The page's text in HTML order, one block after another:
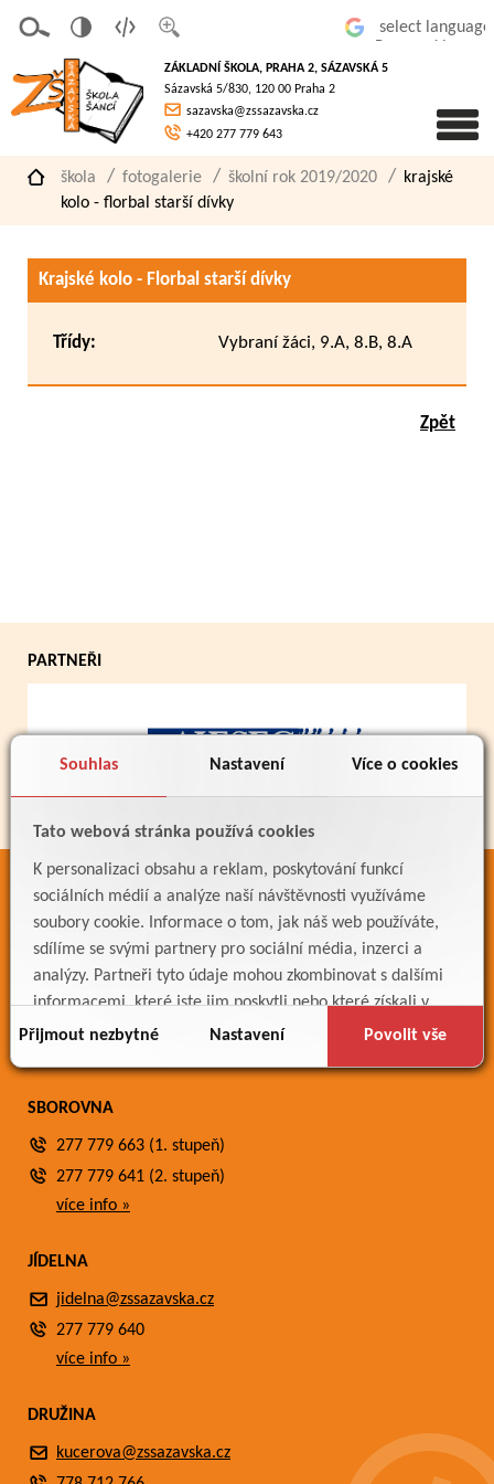
Souhlas Nastavení Více o cookies
Tato webová stránka používá cookies
K personalizaci obsahu a reklam, poskytování funkcí
sociálních médií a analýze naší návštěvnosti využíváme
soubory cookie. Informace o tom, jak náš web používáte,
sdílíme se svými partnery pro sociální média, inzerci a
analýzy. Partneři tyto údaje mohou zkombinovat s dalšími
informacemi, které jste jim poskytli nebo které získali v
důsledku toho, že používáte jejich služby.
Přijmout nezbytné Nastavení Povolit vše
písmo
á
verze
pro
slaboz
raké
ZÁKLADNÍ ŠKOLA, PRAHA 2, SÁZAVSKÁ 5
Sázavská 5/830, 120 00 Praha 2
sazavska@zssazavska.cz
+420 277 779 643
škola fotogalerie školní rok 2019/2020
krajské
kolo - florbal starší dívky
Krajské kolo - Florbal starší dívky
Třídy: Vybraní žáci, 9.A, 8.B, 8.A
Zpět
PARTNEŘI
ODKAZY
Bakaláři
Jídelníček
Meteostanice
SBOROVNA
277 779 663 (1. stupeň)
277 779 641 (2. stupeň)
více info »
JÍDELNA
jidelna@zssazavska.cz
277 779 640
více info »
DRUŽINA
kucerova@zssazavska.cz